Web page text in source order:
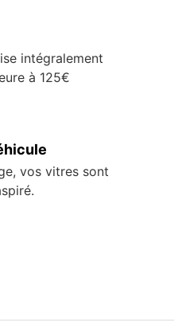
intégralement
à 125€
vos vitres sont